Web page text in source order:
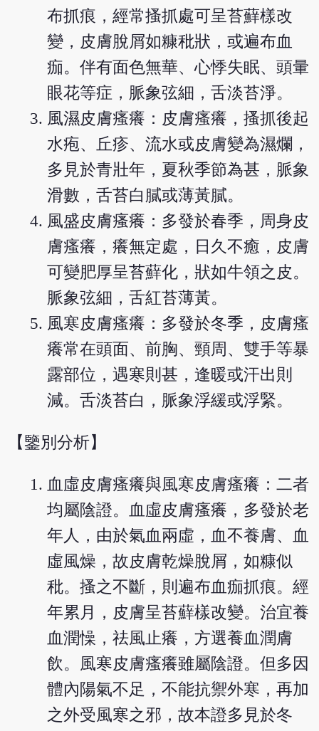
布抓痕，經常搔抓處可呈苔蘚樣改
變，皮膚脫屑如糠秕狀，或遍布血
痂。伴有面色無華、心悸失眠、頭暈
眼花等症，脈象弦細，舌淡苔淨。
風濕皮膚瘙癢：皮膚瘙癢，搔抓後起
水疱、丘疹、流水或皮膚變為濕爛，
多見於青壯年，夏秋季節為甚，脈象
滑數，舌苔白膩或薄黃膩。
風盛皮膚瘙癢：多發於春季，周身皮
膚瘙癢，癢無定處，日久不癒，皮膚
可變肥厚呈苔蘚化，狀如牛領之皮。
脈象弦細，舌紅苔薄黃。
風寒皮膚瘙癢：多發於冬季，皮膚瘙
癢常在頭面、前胸、頸周、雙手等暴
露部位，遇寒則甚，逢暖或汗出則
減。舌淡苔白，脈象浮緩或浮緊。
【鑒別分析】
血虛皮膚瘙癢與風寒皮膚瘙癢：二者
均屬陰證。血虛皮膚瘙癢，多發於老
年人，由於氣血兩虛，血不養膚、血
虛風燥，故皮膚乾燥脫屑，如糠似
秕。搔之不斷，則遍布血痂抓痕。經
年累月，皮膚呈苔蘚樣改變。治宜養
血潤懆，祛風止癢，方選養血潤膚
飲。風寒皮膚瘙癢雖屬陰證。但多因
體內陽氣不足，不能抗禦外寒，再加
之外受風寒之邪，故本證多見於冬